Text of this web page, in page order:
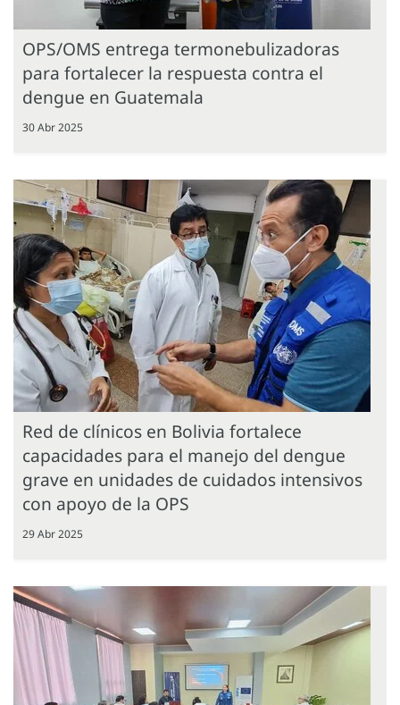
OPS/OMS entrega termonebulizadoras
para fortalecer la respuesta contra el
dengue en Guatemala
30 Abr 2025
Red de clínicos en Bolivia fortalece
capacidades para el manejo del dengue
grave en unidades de cuidados intensivos
con apoyo de la OPS
29 Abr 2025